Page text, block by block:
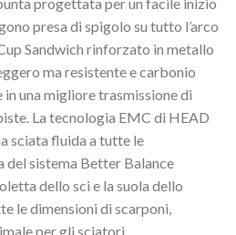
presa di spigolo su tutto l’arco
Sandwich rinforzato in metallo
ma resistente e carbonio
una migliore trasmissione di
La tecnologia EMC di HEAD
sciata fluida a tutte le
del sistema Better Balance
dello sci e la suola dello
le dimensioni di scarponi,
per gli sciatori.